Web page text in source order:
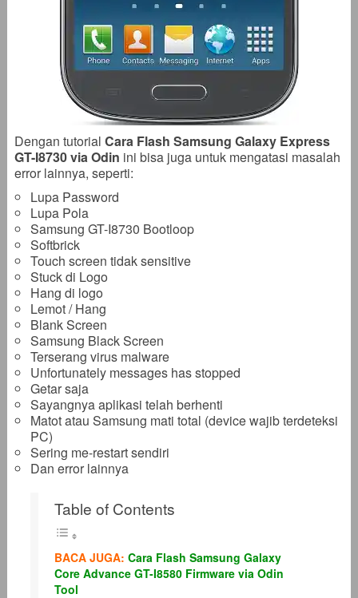
Dengan tutorial Cara Flash Samsung Galaxy Express
GT-I8730 via Odin ini bisa juga untuk mengatasi masalah
error lainnya, seperti:
Lupa Password
Lupa Pola
Samsung GT-I8730 Bootloop
Softbrick
Touch screen tidak sensitive
Stuck di Logo
Hang di logo
Lemot / Hang
Blank Screen
Samsung Black Screen
Terserang virus malware
Unfortunately messages has stopped
Getar saja
Sayangnya aplikasi telah berhenti
Matot atau Samsung mati total (device wajib terdeteksi
PC)
Sering me-restart sendiri
Dan error lainnya
Table of Contents
BACA JUGA: Cara Flash Samsung Galaxy
Core Advance GT-I8580 Firmware via Odin
Tool